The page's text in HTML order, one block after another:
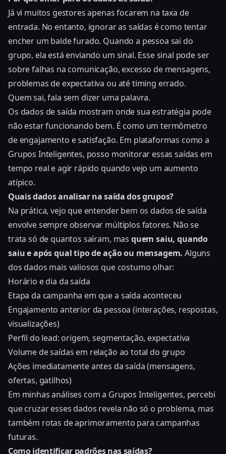
Já vi muitos gestores apenas focarem na taxa de
entrada. No entanto, ignorar as saídas é como tentar
encher um balde furado. Quando a pessoa sai do
grupo, ela está enviando um sinal. Esse sinal pode ser
sobre falhas na comunicação, excesso de mensagens,
problemas de expectativa ou até timing errado.
Quem sai, fala sem dizer uma palavra.
Os dados de saída mostram onde sua estratégia pode
não estar funcionando bem. É como um termômetro
de engajamento e satisfação. Em plataformas como a
Grupos Inteligentes, posso monitorar essas saídas em
tempo real e agir rápido quando vejo um aumento
atípico.
Quais dados analisar na saída dos grupos?
Na prática, vejo que entender bem os dados de saída
envolve sempre observar múltiplos fatores. Não se
trata só de quantos saíram, mas quem saiu, quando
saiu e após qual tipo de ação ou mensagem. Alguns
dos dados mais valiosos que costumo olhar:
Horário e dia da saída
Etapa da campanha em que a saída aconteceu
Engajamento anterior da pessoa (interações, respostas,
visualizações)
Perfil do lead: origem, segmentação, expectativa
Volume de saídas em relação ao total do grupo
Ações imediatamente antes da saída (mensagens,
ofertas, gatilhos)
Em minhas análises com a Grupos Inteligentes, percebi
que cruzar esses dados revela não só o problema, mas
também rotas de aprimoramento para campanhas
futuras.
Como identificar padrões nas saídas?